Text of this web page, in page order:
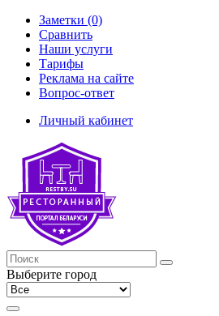
Заметки (0)
Сравнить
Наши услуги
Тарифы
Реклама на сайте
Вопрос-ответ
Личный кабинет
Выберите город